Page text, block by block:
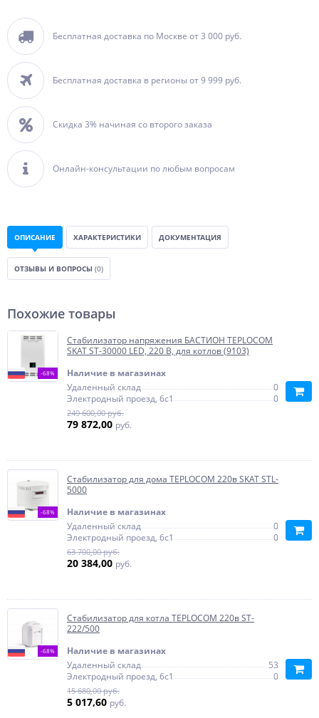
Бесплатная доставка по Москве от 3 000 руб.
Бесплатная доставка в регионы от 9 999 руб.
Скидка 3% начиная со второго заказа
Онлайн-консультации по любым вопросам
ОПИСАНИЕ ХАРАКТЕРИСТИКИ ДОКУМЕНТАЦИЯ
ОТЗЫВЫ И ВОПРОСЫ (0)
Похожие товары
-68%
Стабилизатор напряжения БАСТИОН TEPLOCOM
SKAT ST-30000 LED, 220 В, для котлов (9103)
Наличие в магазинах
Удаленный склад
0
Электродный проезд, 6с1
0
249 600,00 руб.
79 872,00 руб.
-68%
Стабилизатор для дома TEPLOCOM 220в SKAT STL-
5000
Наличие в магазинах
Удаленный склад
0
Электродный проезд, 6с1
0
63 700,00 руб.
20 384,00 руб.
-68%
Стабилизатор для котла TEPLOCOM 220в ST-
222/500
Наличие в магазинах
Удаленный склад
53
Электродный проезд, 6с1
0
15 680,00 руб.
5 017,60 руб.